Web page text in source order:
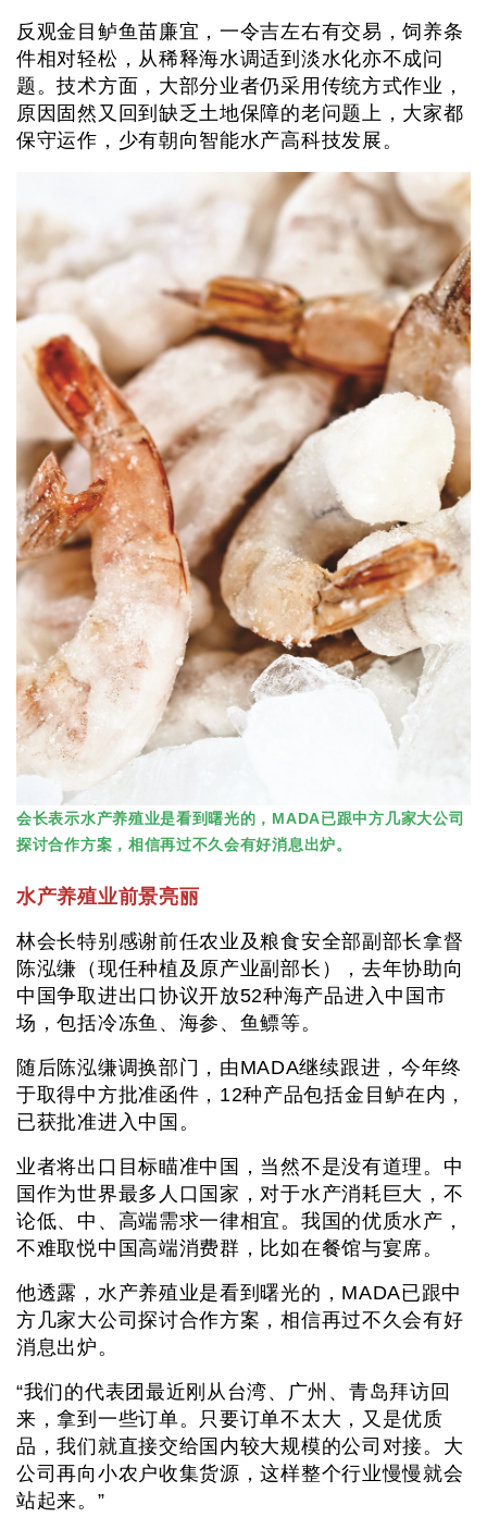
反观金目鲈鱼苗廉宜，一令吉左右有交易，饲养条
件相对轻松，从稀释海水调适到淡水化亦不成问
题。技术方面，大部分业者仍采用传统方式作业，
原因固然又回到缺乏土地保障的老问题上，大家都
保守运作，少有朝向智能水产高科技发展。
会长表示水产养殖业是看到曙光的，MADA已跟中方几家大公司
探讨合作方案，相信再过不久会有好消息出炉。
水产养殖业前景亮丽
林会长特别感谢前任农业及粮食安全部副部长拿督
陈泓缣（现任种植及原产业副部长），去年协助向
中国争取进出口协议开放52种海产品进入中国市
场，包括冷冻鱼、海参、鱼鳔等。
随后陈泓缣调换部门，由MADA继续跟进，今年终
于取得中方批准函件，12种产品包括金目鲈在内，
已获批准进入中国。
业者将出口目标瞄准中国，当然不是没有道理。中
国作为世界最多人口国家，对于水产消耗巨大，不
论低、中、高端需求一律相宜。我国的优质水产，
不难取悦中国高端消费群，比如在餐馆与宴席。
他透露，水产养殖业是看到曙光的，MADA已跟中
方几家大公司探讨合作方案，相信再过不久会有好
消息出炉。
“我们的代表团最近刚从台湾、广州、青岛拜访回
来，拿到一些订单。只要订单不太大，又是优质
品，我们就直接交给国内较大规模的公司对接。大
公司再向小农户收集货源，这样整个行业慢慢就会
站起来。”